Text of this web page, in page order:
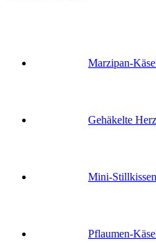
Marzipan-
Gehäkelte
Mini-
Pflaumen-